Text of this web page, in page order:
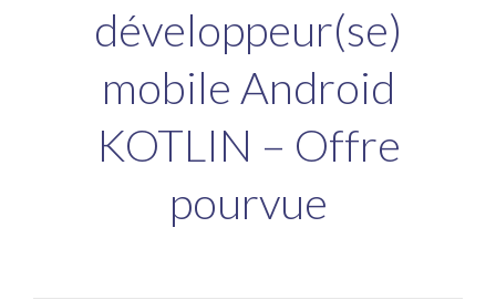
développeur(se)
mobile Android
KOTLIN – Offre
pourvue